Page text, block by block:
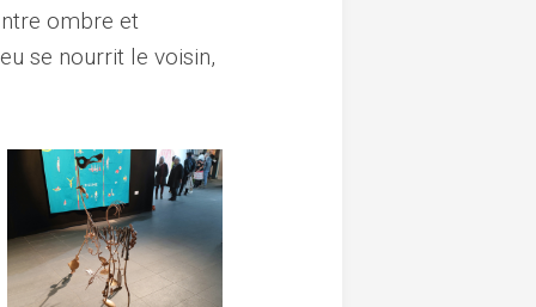
ombre et
se nourrit le voisin,